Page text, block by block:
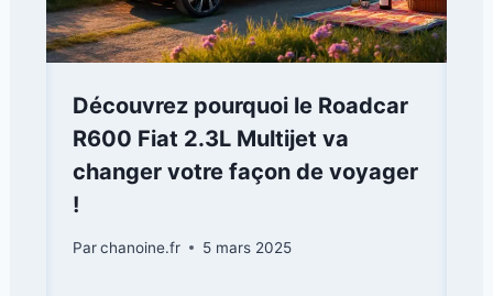
Découvrez pourquoi le Roadcar
R600 Fiat 2.3L Multijet va
changer votre façon de voyager
!
Parchanoine.fr 5 mars 2025